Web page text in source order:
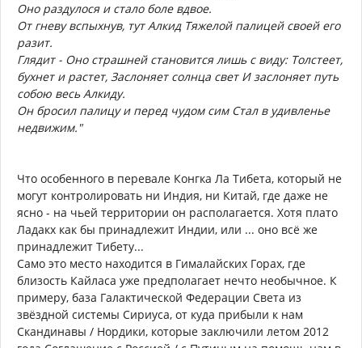
Оно раздулося и стало боле вдвое.
От гневу вспыхнув, тут Алкид Тяжелой палицей своей его
разит.
Глядит - Оно страшней становится лишь с виду: Толстеет,
бухнет и растет, Заслоняет солнца свет И заслоняет путь
собою весь Алкиду.
Он бросил палицу и перед чудом сим Стал в удивленье
недвижим."
Что особенного в перевале Конгка Ла Тибета, который не
могут контролировать ни Индия, ни Китай, где даже не
ясно - на чьей территории он располагается. Хотя плато
Ладакх как бы принадлежит Индии, или ... оно всё же
принадлежит Тибету...
Само это место находится в Гималайских Горах, где
близость Кайласа уже предполагает нечто необычное. К
примеру, база Галактической Федерации Света из
звёздной системы Сириуса, от куда прибыли к нам
Скандинавы / Нордики, которые заключили летом 2012